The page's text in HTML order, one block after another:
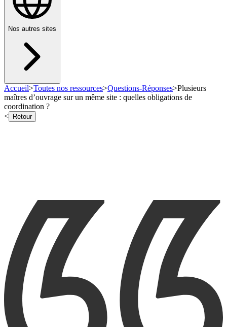
Nos autres sites
Accueil>Toutes nos ressources>Questions-Réponses>Plusieurs
maîtres d’ouvrage sur un même site : quelles obligations de
coordination ?
<
Retour